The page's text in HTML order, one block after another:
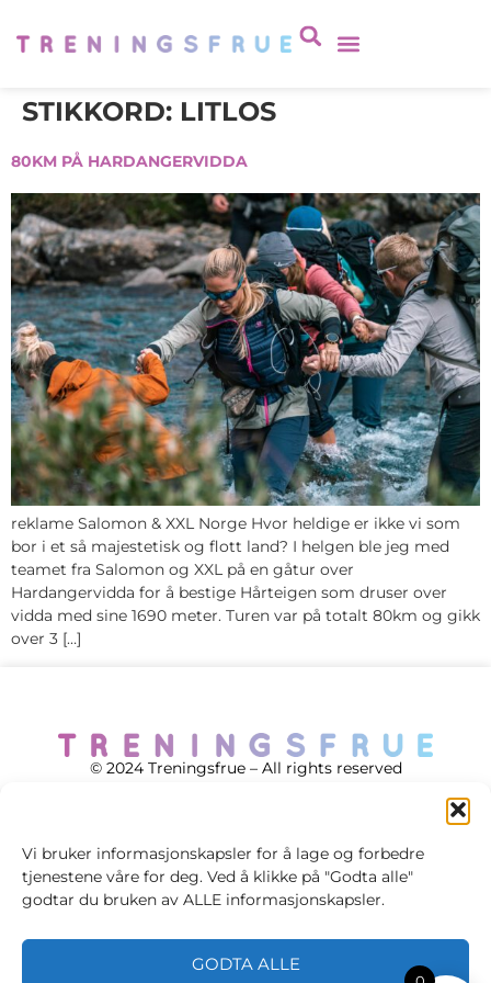
Vi bruker informasjonskapsler for å lage og forbedre
tjenestene våre for deg. Ved å klikke på "Godta alle"
godtar du bruken av ALLE informasjonskapsler.
GODTA ALLE
STIKKORD: LITLOS
80KM PÅ HARDANGERVIDDA
reklame Salomon & XXL Norge Hvor heldige er ikke vi som
bor i et så majestetisk og flott land? I helgen ble jeg med
teamet fra Salomon og XXL på en gåtur over
Hardangervidda for å bestige Hårteigen som druser over
vidda med sine 1690 meter. Turen var på totalt 80km og gikk
over 3 […]
© 2024 Treningsfrue – All rights reserved
Cookie policy
Personvernsvilkår